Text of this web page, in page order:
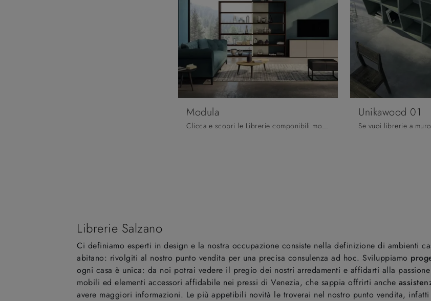
Modula
Clicca e scopri le Librerie componibili moderne! Il modello Modula Fratelli Mirandola saprà ultimare un soggiorno dinamico e operativo.
Unikawood 01
Librerie Salzano
Ci definiamo esperti in design e la nostra occupazione consiste nella definizione di ambienti
abitano: rivolgiti al nostro punto vendita per una precisa consulenza ad hoc. Sviluppiamo
ogni casa è unica: da noi potrai vedere il pregio dei nostri arredamenti e affidarti alla
mobili ed elementi accessori affidabile nei pressi di Venezia, che sappia offrirti anche
avere maggiori informazioni. Le più appetibili novità le troverai nel nostro punto vendita,